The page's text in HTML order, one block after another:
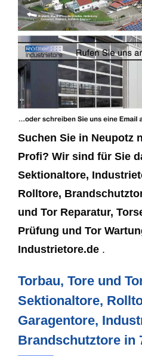
Suchen Sie in Neupotz
Profi? Wir sind für Sie
Sektionaltore,
Rolltore,
und Tor Reparatur,
Prüfung und Tor
Industrietore.de .
Torbau, Tore und
Sektionaltore,
Garagentore,
Brandschutztore in